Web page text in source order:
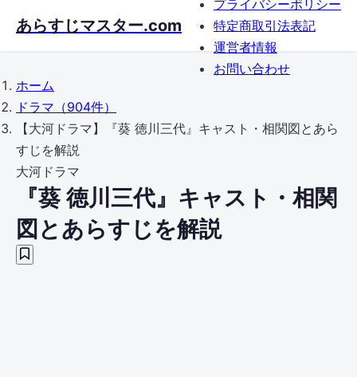
あらすじマスター.com
プライバシーポリシー
特定商取引法表記
運営者情報
お問い合わせ
ホーム
ドラマ （904件）
【大河ドラマ】『葵 徳川三代』キャスト・相関図とあら
すじを解説
大河ドラマ
『葵 徳川三代』キャスト・相関
図とあらすじを解説